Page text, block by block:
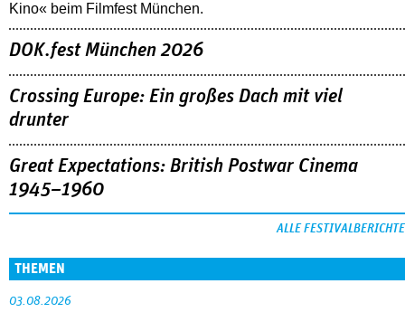
Kino« beim Filmfest München.
DOK.fest München 2026
Crossing Europe: Ein großes Dach mit viel
drunter
Great Expectations: British Postwar Cinema
1945–1960
ALLE FESTIVALBERICHTE
THEMEN
03.08.2026